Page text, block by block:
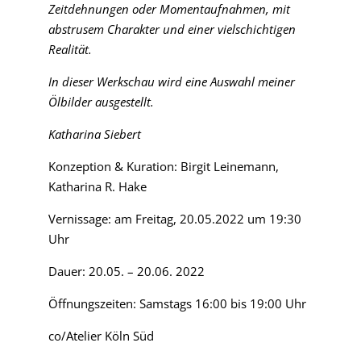
Zeitdehnungen oder Momentaufnahmen, mit
abstrusem Charakter und einer vielschichtigen
Realität.
In dieser Werkschau wird eine Auswahl meiner
Ölbilder ausgestellt.
Katharina Siebert
Konzeption & Kuration: Birgit Leinemann,
Katharina R. Hake
Vernissage: am Freitag, 20.05.2022 um 19:30
Uhr
Dauer: 20.05. – 20.06. 2022
Öffnungszeiten: Samstags 16:00 bis 19:00 Uhr
co/Atelier Köln Süd